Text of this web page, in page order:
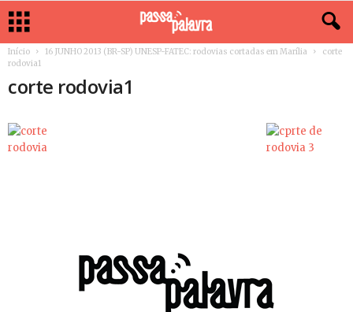
Início 16 JUNHO 2013 (BR-SP) UNESP-FATEC: rodovias cortadas em Marília
corte
rodovia1
corte rodovia1